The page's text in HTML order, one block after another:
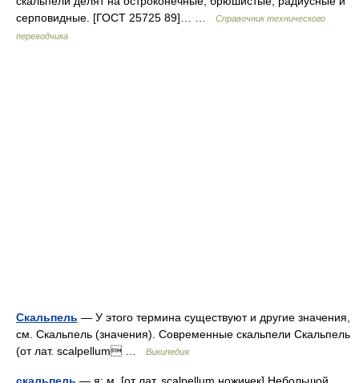
серповидные. [ГОСТ 25725 89]… …
Справочник технического
переводчика
Скальпель — У этого термина существуют и другие значения,
см. Скальпель (значения). Современные скальпели Скальпель
(от лат. scalpellum …
Википедия